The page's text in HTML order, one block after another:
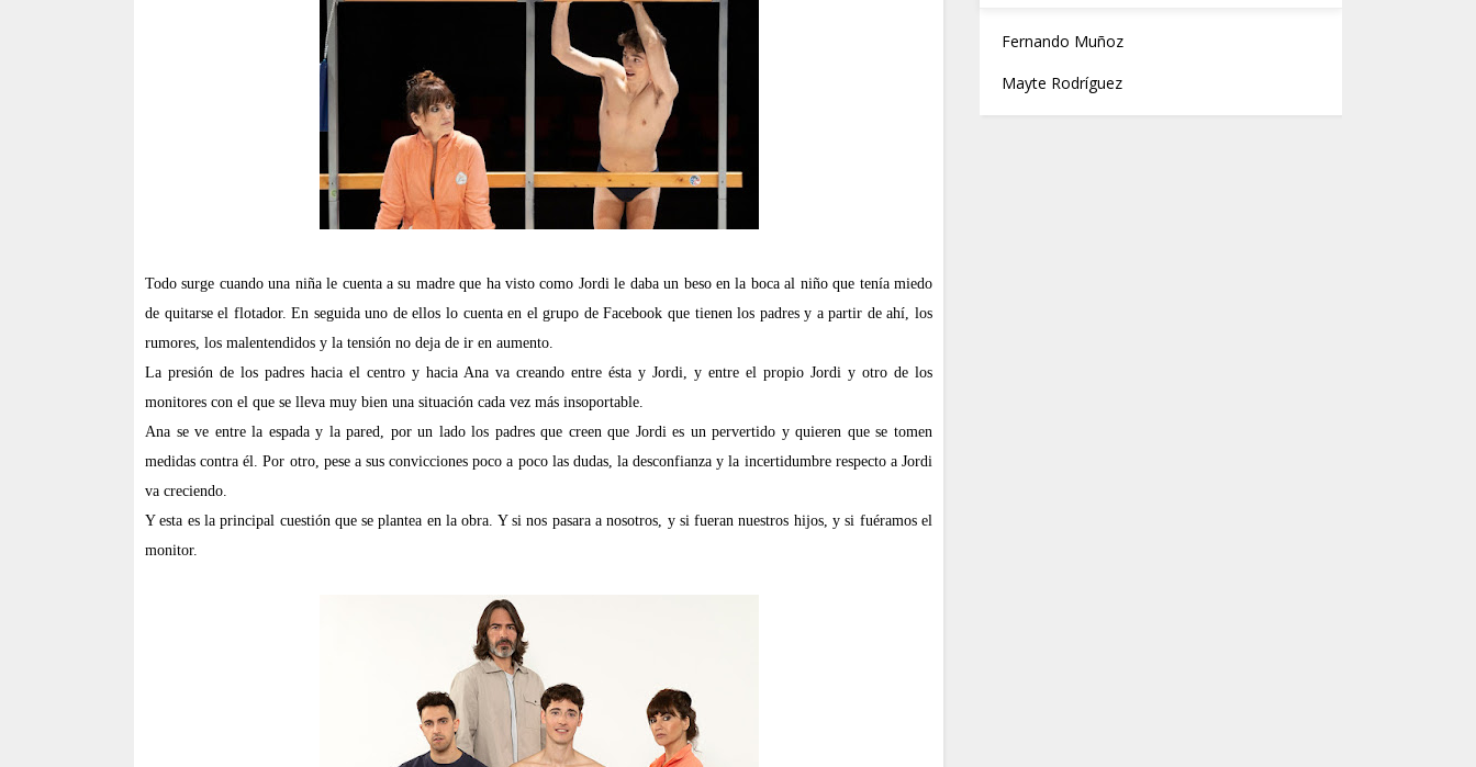
Todo surge cuando una niña le cuenta a su madre que ha visto como Jordi le daba un beso en la boca al niño que tenía miedo
de quitarse el flotador. En seguida uno de ellos lo cuenta en el grupo de Facebook que tienen los padres y a partir de ahí, los
rumores, los malentendidos y la tensión no deja de ir en aumento.
La presión de los padres hacia el centro y hacia Ana va creando entre ésta y Jordi, y entre el propio Jordi y otro de los
monitores con el que se lleva muy bien una situación cada vez más insoportable.
Ana se ve entre la espada y la pared, por un lado los padres que creen que Jordi es un pervertido y quieren que se tomen
medidas contra él. Por otro, pese a sus convicciones poco a poco las dudas, la desconfianza y la incertidumbre respecto a Jordi
va creciendo.
Y esta es la principal cuestión que se plantea en la obra. Y si nos pasara a nosotros, y si fueran nuestros hijos, y si fuéramos el
monitor.
Fernando Muñoz
Mayte Rodríguez